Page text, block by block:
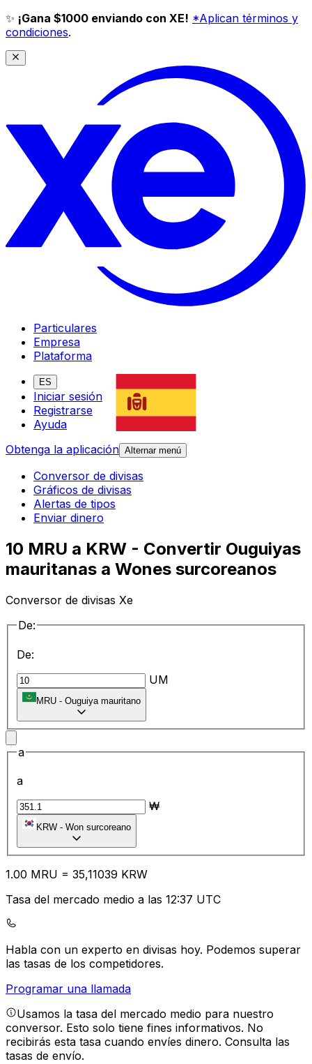
✨ ¡Gana $1000 enviando con XE! *Aplican términos y
condiciones.
Particulares
Empresa
Plataforma
ES
Iniciar sesión
Registrarse
Ayuda
Obtenga la aplicación Alternar menú
Conversor de divisas
Gráficos de divisas
Alertas de tipos
Enviar dinero
10 MRU a KRW - Convertir Ouguiyas
mauritanas a Wones surcoreanos
Conversor de divisas Xe
De:
De:
UM
MRU - Ouguiya mauritano
a
a
₩
KRW - Won surcoreano
1.00 MRU = 35,11039 KRW
Tasa del mercado medio a las 12:37 UTC
Habla con un experto en divisas hoy. Podemos superar
las tasas de los competidores.
Programar una llamada
Usamos la tasa del mercado medio para nuestro
conversor. Esto solo tiene fines informativos. No
recibirás esta tasa cuando envíes dinero. Consulta las
tasas de envío.